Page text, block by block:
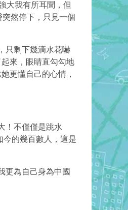
大我有所耳聞，但
然停下，只見一個
只剩下幾滴水花嚇
來，眼睛直勾勾地
更懂自己的心情，
！不僅僅是跳水
今的幾百數人，這是
更為自己身為中國